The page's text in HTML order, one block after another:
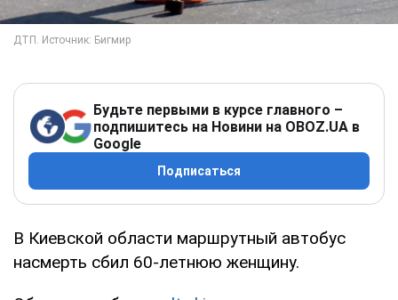
Будьте первыми в курсе главного –
подпишитесь на Новини на OBOZ.UA в
Google
Подписаться
В Киевской области маршрутный автобус
насмерть сбил 60-летнюю женщину.